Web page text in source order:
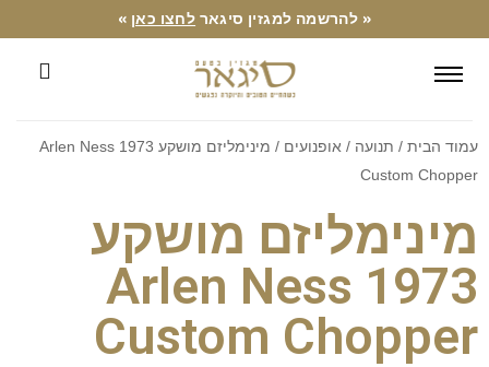
« להרשמה למגזין סיגאר לחצו כאן »
עמוד הבית / תנועה / אופנועים
/ מינימליזם מושקע 1973 Arlen Ness
Custom Chopper
מינימליזם מושקע
1973 Arlen Ness
Custom Chopper